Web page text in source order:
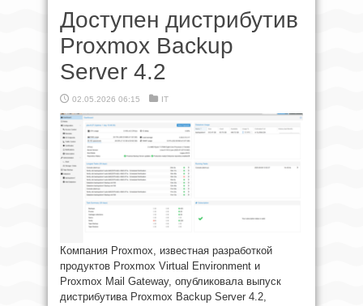
Доступен дистрибутив
Proxmox Backup
Server 4.2
02.05.2026 06:15 IT
Компания Proxmox, известная разработкой
продуктов Proxmox Virtual Environment и
Proxmox Mail Gateway, опубликовала выпуск
дистрибутива Proxmox Backup Server 4.2,